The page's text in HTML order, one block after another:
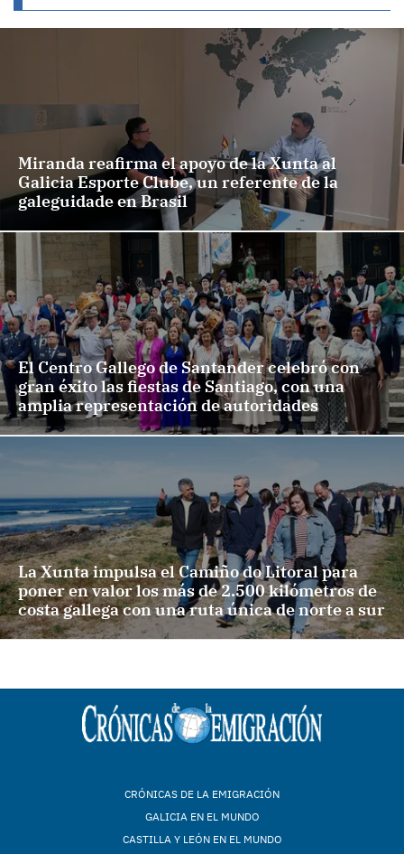
Miranda reafirma el apoyo de la Xunta al
Galicia Esporte Clube, un referente de la
galeguidade en Brasil
El Centro Gallego de Santander celebró con
gran éxito las fiestas de Santiago, con una
amplia representación de autoridades
La Xunta impulsa el Camiño do Litoral para
poner en valor los más de 2.500 kilómetros de
costa gallega con una ruta única de norte a sur
CRÓNICAS DE LA EMIGRACIÓN
GALICIA EN EL MUNDO
CASTILLA Y LEÓN EN EL MUNDO